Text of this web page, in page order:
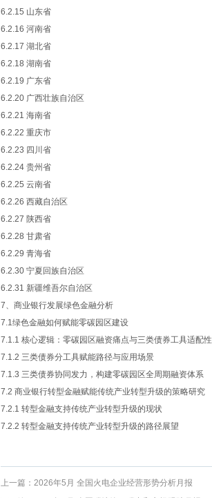
6.2.15 山东省
6.2.16 河南省
6.2.17 湖北省
6.2.18 湖南省
6.2.19 广东省
6.2.20 广西壮族自治区
6.2.21 海南省
6.2.22 重庆市
6.2.23 四川省
6.2.24 贵州省
6.2.25 云南省
6.2.26 西藏自治区
6.2.27 陕西省
6.2.28 甘肃省
6.2.29 青海省
6.2.30 宁夏回族自治区
6.2.31 新疆维吾尔自治区
7、商业银行发展绿色金融分析
7.1绿色金融如何赋能零碳园区建设
7.1.1 核心逻辑：零碳园区融资痛点与三类债券工具适配性
7.1.2 三类债券分工具赋能路径与应用场景
7.1.3 三类债券协同发力，构建零碳园区全周期融资体系
7.2 商业银行转型金融赋能传统产业转型升级的策略研究
7.2.1 转型金融支持传统产业转型升级的现状
7.2.2 转型金融支持传统产业转型升级的路径展望
上一篇： 2026年5月 全国火电企业经营形势分析月报